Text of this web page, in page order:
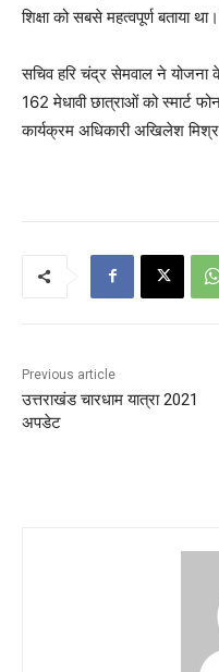
शिक्षा को सबसे महत्वपूर्ण बताया
सचिव हरि चंद्र सेमवाल ने योजना
162 मेधावी छात्राओं को स्मार्ट
कार्यक्रम अधिकारी अखिलेश
Previous article
उत्तराखंड चारधाम यात्रा 2021
अपडेट